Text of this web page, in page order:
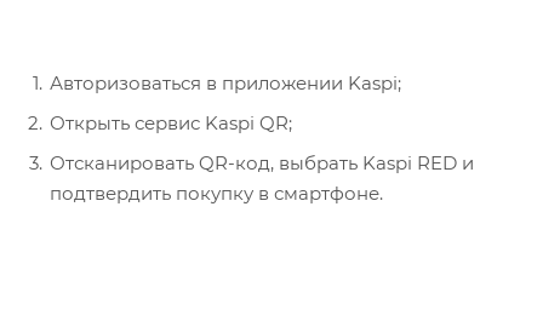
Авторизоваться в приложении Kaspi;
Открыть сервис Kaspi QR;
Отсканировать QR-код, выбрать Kaspi RED и
подтвердить покупку в смартфоне.